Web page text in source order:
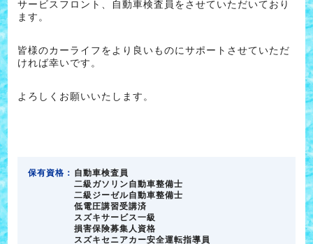
サービスフロント、自動車検査員をさせていただいており
ます。
皆様のカーライフをより良いものにサポートさせていただ
ければ幸いです。
よろしくお願いいたします。
保有資格： 自動車検査員
二級ガソリン自動車整備士
二級ジーゼル自動車整備士
低電圧講習受講済
スズキサービス一級
損害保険募集人資格
スズキセニアカー安全運転指導員